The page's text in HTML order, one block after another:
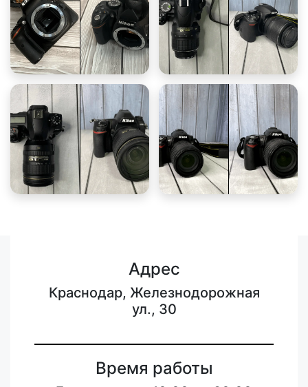
Адрес
Краснодар, Железнодорожная
ул., 30
Время работы